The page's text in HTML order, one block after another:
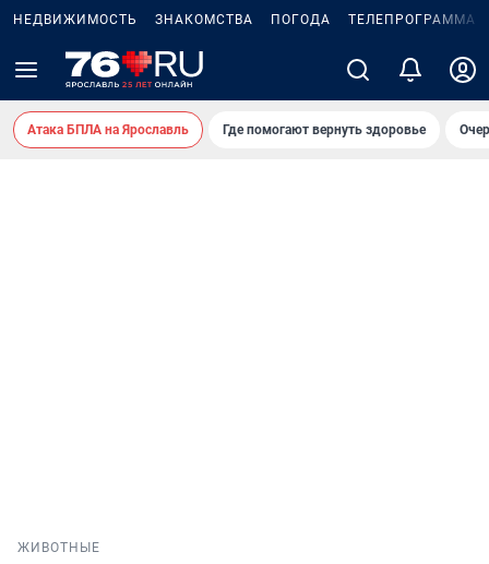
НЕДВИЖИМОСТЬ ЗНАКОМСТВА ПОГОДА ТЕЛЕПРОГРАММА
Атака БПЛА на Ярославль Где помогают вернуть здоровье
ЖИВОТНЫЕ